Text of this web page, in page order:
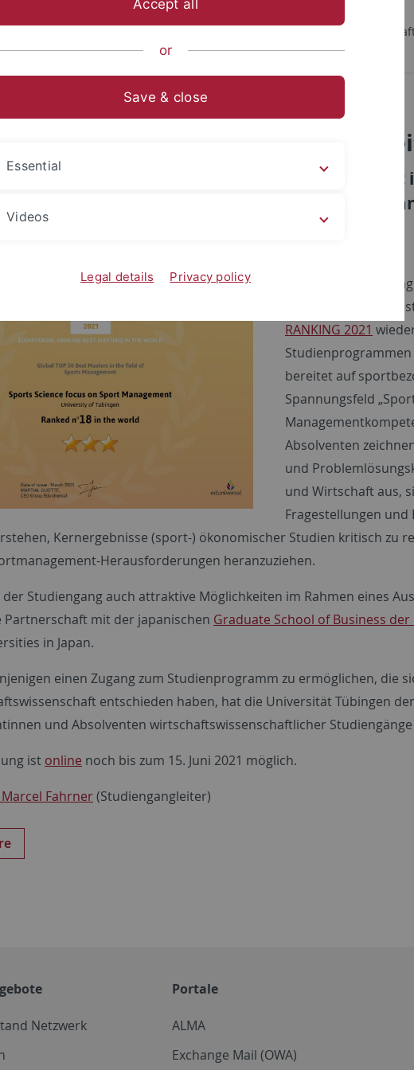
Fachbereich
Sportpublizistik
Master wieder
Masterstudiengang in Sportmanagement ist
RANKING 2021 wieder unter den Top 20
weltweit gelistet.
9.4.2021 – Der
Sportmanagement
RANKING 2021
bereitet auf
Spannungsfeld
Absolventen
und
und Wirtschaft aus,
Fragestellungen
Kernergebnisse (sport-) ökonomischer Studien kritisch zu
Herausforderungen heranzuziehen.
Studiengang auch attraktive Möglichkeiten im Rahmen eines
Partnerschaft mit der japanischen Graduate School of Business
in Japan.
einen Zugang zum Studienprogramm zu ermöglichen, die
entschieden haben, hat die Universität Tübingen
und Absolventen wirtschaftswissenschaftlicher
ist online noch bis zum 15. Juni 2021 möglich.
Fahrner(Studiengangleiter)
Netzwerk
Portale
ALMA
Exchange Mail (OWA)
Accept all
or
Save & close
Essential
Videos
Legal details Privacy policy